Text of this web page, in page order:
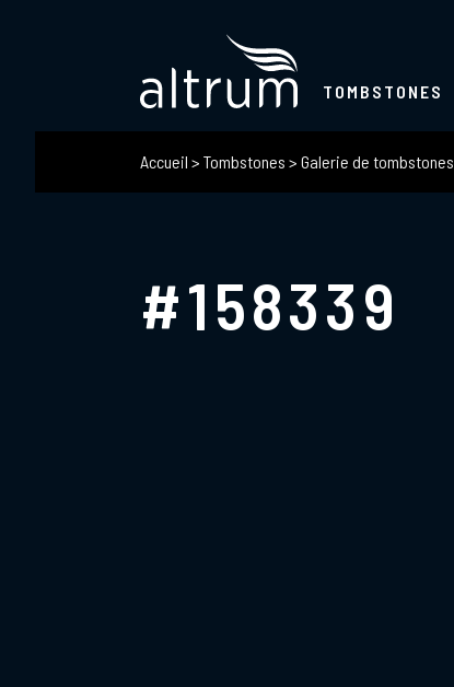
TOMBSTONES
Accueil > Tombstones > Galerie de tombstones
#158339